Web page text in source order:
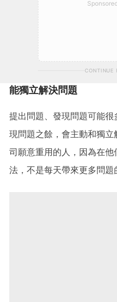
CONTINUE
能獨立解決問題
提出問題、發現問題可能
現問題之餘，會主動和獨
司願意重用的人，因為在
法，不是每天帶來更多問題